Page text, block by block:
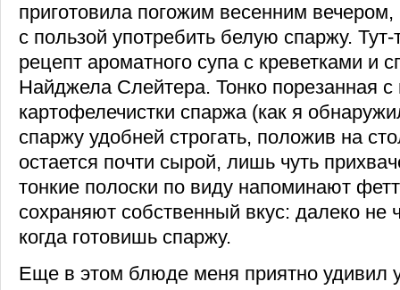
приготовила погожим весенним
с пользой употребить белую спаржу.
рецепт ароматного супа с креветками и
Найджела Слейтера. Тонко порезанная
картофелечистки спаржа (как я
спаржу удобней строгать, положив на
остается почти сырой, лишь чуть
тонкие полоски по виду напоминают
сохраняют собственный вкус: далеко не
когда готовишь спаржу.
Еще в этом блюде меня приятно удивил